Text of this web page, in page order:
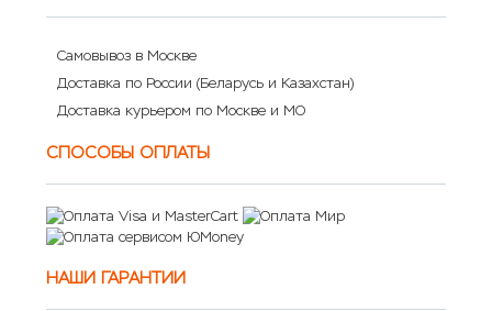
Самовывоз в Москве
Доставка по России (Беларусь и Казахстан)
Доставка курьером по Москве и МО
СПОСОБЫ ОПЛАТЫ
НАШИ ГАРАНТИИ